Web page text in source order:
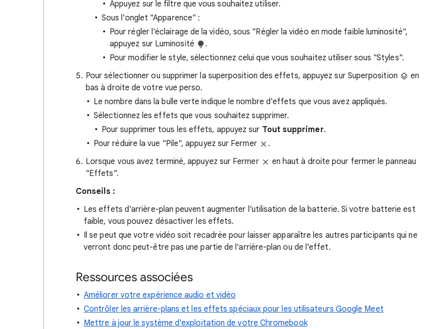
Appuyez sur le filtre que vous souhaitez utiliser.
Sous l'onglet "Apparence" :
Pour régler l'éclairage de la vidéo, sous "Régler la vidéo en mode faible luminosité",
appuyez sur Luminosité
.
Pour modifier le style, sélectionnez celui que vous souhaitez utiliser sous "Styles".
Pour sélectionner ou supprimer la superposition des effets, appuyez sur Superposition
en
bas à droite de votre vue perso.
Le nombre dans la bulle verte indique le nombre d'effets que vous avez appliqués.
Sélectionnez les effets que vous souhaitez supprimer.
Pour supprimer tous les effets, appuyez sur Tout supprimer.
Pour réduire la vue "Pile", appuyez sur Fermer
.
Lorsque vous avez terminé, appuyez sur Fermer
en haut à droite pour fermer le panneau
"Effets".
Conseils :
Les effets d'arrière-plan peuvent augmenter l'utilisation de la batterie. Si votre batterie est
faible, vous pouvez désactiver les effets.
Il se peut que votre vidéo soit recadrée pour laisser apparaître les autres participants qui ne
verront donc peut-être pas une partie de l'arrière-plan ou de l'effet.
Ressources associées
Améliorer votre expérience audio et vidéo
Contrôler les arrière-plans et les effets spéciaux pour les utilisateurs Google Meet
Mettre à jour le système d'exploitation de votre Chromebook